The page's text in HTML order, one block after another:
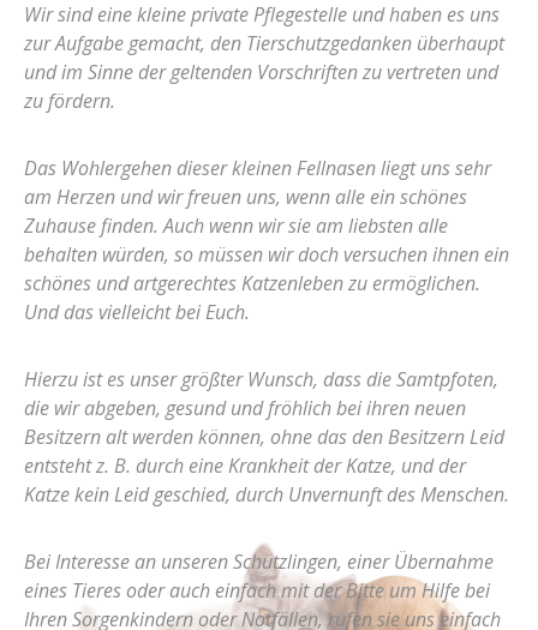
Wir sind eine kleine private Pflegestelle und haben es uns
zur Aufgabe gemacht, den Tierschutzgedanken überhaupt
und im Sinne der geltenden Vorschriften zu vertreten und
zu fördern.
Das Wohlergehen dieser kleinen Fellnasen liegt uns sehr
am Herzen und wir freuen uns, wenn alle ein schönes
Zuhause finden. Auch wenn wir sie am liebsten alle
behalten würden, so müssen wir doch versuchen ihnen ein
schönes und artgerechtes Katzenleben zu ermöglichen.
Und das vielleicht bei Euch.
Hierzu ist es unser größter Wunsch, dass die Samtpfoten,
die wir abgeben, gesund und fröhlich bei ihren neuen
Besitzern alt werden können, ohne das den Besitzern Leid
entsteht z. B. durch eine Krankheit der Katze, und der
Katze kein Leid geschied, durch Unvernunft des Menschen.
Bei Interesse an unseren Schützlingen, einer Übernahme
eines Tieres oder auch einfach mit der Bitte um Hilfe bei
Ihren Sorgenkindern oder Notfällen, rufen sie uns einfach